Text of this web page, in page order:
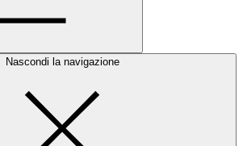
Nascondi la navigazione